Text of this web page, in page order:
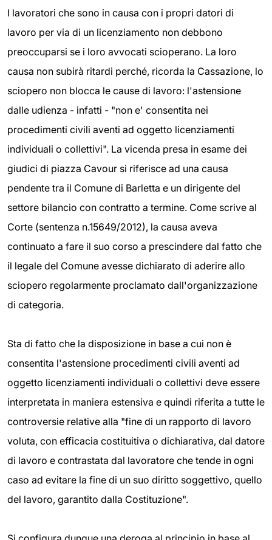
I lavoratori che sono in causa con i propri datori di
lavoro per via di un licenziamento non debbono
preoccuparsi se i loro avvocati scioperano. La loro
causa non subirà ritardi perché, ricorda la Cassazione, lo
sciopero non blocca le cause di lavoro: l'astensione
dalle udienza - infatti - "non e' consentita nei
procedimenti civili aventi ad oggetto licenziamenti
individuali o collettivi". La vicenda presa in esame dei
giudici di piazza Cavour si riferisce ad una causa
pendente tra il Comune di Barletta e un dirigente del
settore bilancio con contratto a termine. Come scrive al
Corte (sentenza n.15649/2012), la causa aveva
continuato a fare il suo corso a prescindere dal fatto che
il legale del Comune avesse dichiarato di aderire allo
sciopero regolarmente proclamato dall'organizzazione
di categoria.
Sta di fatto che la disposizione in base a cui non è
consentita l'astensione procedimenti civili aventi ad
oggetto licenziamenti individuali o collettivi deve essere
interpretata in maniera estensiva e quindi riferita a tutte le
controversie relative alla "fine di un rapporto di lavoro
voluta, con efficacia costituitiva o dichiarativa, dal datore
di lavoro e contrastata dal lavoratore che tende in ogni
caso ad evitare la fine di un suo diritto soggettivo, quello
del lavoro, garantito dalla Costituzione".